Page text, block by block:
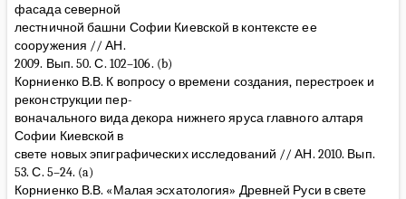
фасада северной
лестничной башни Софии Киевской в контексте ее
сооружения // АН.
2009. Вып. 50. С. 102–106. (b)
Корниенко В.В. К вопросу о времени создания, перестроек и
реконструкции пер-
воначального вида декора нижнего яруса главного алтаря
Софии Киевской в
свете новых эпиграфических исследований // АН. 2010. Вып.
53. С. 5–24. (a)
Корниенко В.В. «Малая эсхатология» Древней Руси в свете